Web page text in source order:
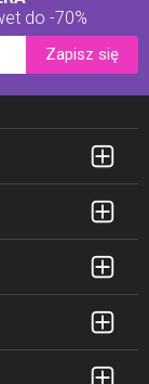
do -70%
Zapisz się